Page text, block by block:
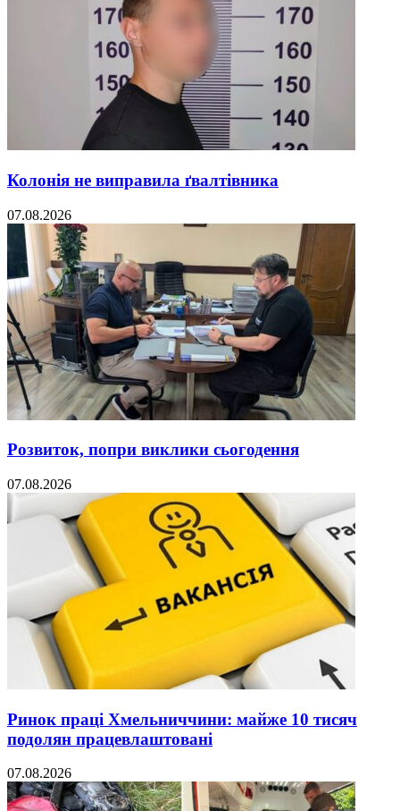
Колонія не виправила ґвалтівника
07.08.2026
Розвиток, попри виклики сьогодення
07.08.2026
Ринок праці Хмельниччини: майже 10 тисяч
подолян працевлаштовані
07.08.2026